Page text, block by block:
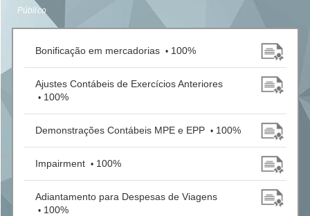
Público
Bonificação em mercadorias • 100%
Ajustes Contábeis de Exercícios Anteriores
• 100%
Demonstrações Contábeis MPE e EPP • 100%
Impairment • 100%
Adiantamento para Despesas de Viagens
• 100%